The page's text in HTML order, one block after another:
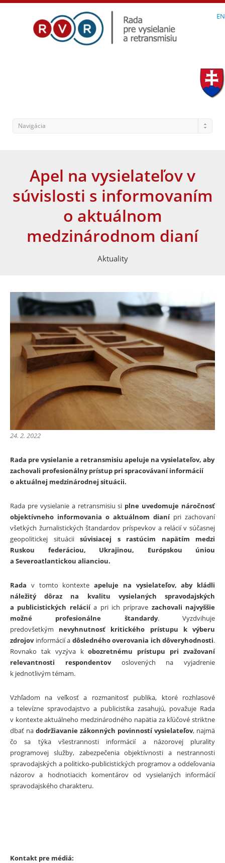
EN
Navigácia
Apel na vysielateľov v
súvislosti s informovaním
o aktuálnom
medzinárodnom dianí
Aktuality
24. 2. 2022
Rada pre vysielanie a retransmisiu apeluje na vysielateľov, aby
zachovali profesionálny prístup pri spracovávaní informácií
o aktuálnej medzinárodnej situácii.
Rada pre vysielanie a retransmisiu si plne uvedomuje náročnosť
objektívneho informovania o aktuálnom dianípri zachovaní
všetkých žurnalistických štandardov príspevkov a relácií v súčasnej
geopolitickej situácii súvisiacej s rastúcim napätím medzi
Ruskou federáciou, Ukrajinou, Európskou úniou
a Severoatlantickou alianciou.
Rada v tomto kontexte apeluje na vysielateľov, aby kládli
náležitý dôraz na kvalitu vysielaných spravodajských
a publicistických reláciía pri ich príprave zachovali najvyššie
možné profesionálne štandardy. Vyzdvihuje
predovšetkým nevyhnutnosť kritického prístupu k výberu
zdrojovinformácií a dôsledného overovania ich dôveryhodnosti.
Rovnako tak vyzýva kobozretnému prístupu pri zvažovaní
relevantnosti respondentovoslovených na vyjadrenie
k jednotlivým témam.
Vzhľadom na veľkosť a rozmanitosť publika, ktoré rozhlasové
a televízne spravodajstvo a publicistika zasahujú, považuje Rada
v kontexte aktuálneho medzinárodného napätia za kľúčové striktne
dbať na dodržiavanie zákonných povinností vysielateľov, najmä
čo sa týka všestrannosti informácií a názorovej plurality
programovej služby, zabezpečenia objektívnosti a nestrannosti
spravodajských a politicko-publicistických programov a oddeľovania
názorov a hodnotiacich komentárov od vysielaných informácií
spravodajského charakteru.
Kontakt pre médiá: